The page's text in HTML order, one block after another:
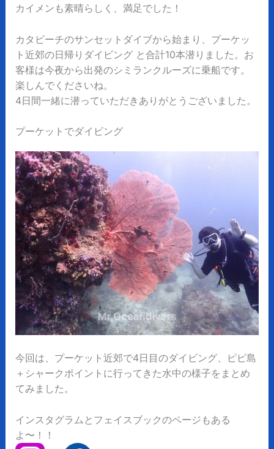
カイメンも素晴らしく、満足でした！
カタビーチのサンセットダイブから始まり、プーケッ
ト近郊の日帰りダイビング と合計10本潜りました。お
客様は今夜から出発のシミランクルーズに乗船です。
楽しんでくださいね。
4日間一緒に潜っていただきありがとうございました。
プーケットでダイビング
今回は、プーケット近郊で4日目のダイビング、
ピピ島
＋シャークポイントに行ってきた水中の様子をまとめ
てみました。
インスタグラムとフェイスブックのページもある
よ〜！！